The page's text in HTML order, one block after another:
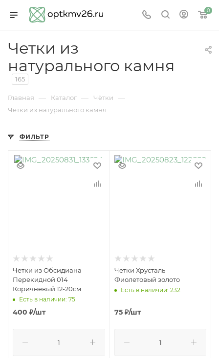
0
Четки из
натурального камня
165
Главная — Каталог — Чётки —
Четки из натурального камня
ФИЛЬТР
Четки из Обсидиана
Перекидной 014
Коричневый 12-20см
Есть в наличии: 75
400 ₽/шт
Четки Хрусталь
Фиолетовый золото
Есть в наличии: 232
75₽/шт